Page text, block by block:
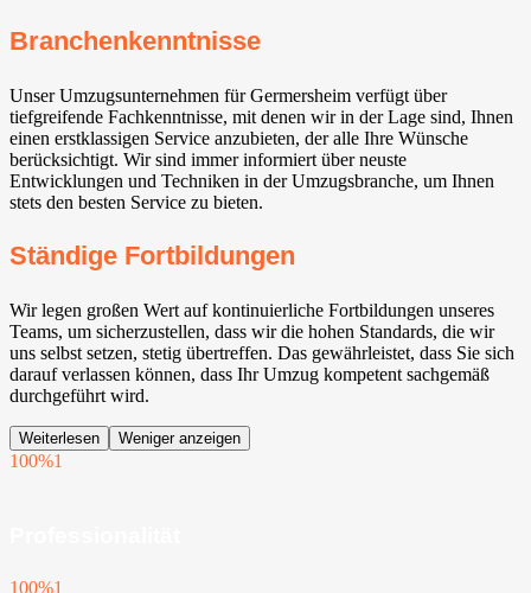
Branchenkenntnisse
Unser Umzugsunternehmen für Germersheim verfügt über
tiefgreifende Fachkenntnisse, mit denen wir in der Lage sind, Ihnen
einen erstklassigen Service anzubieten, der alle Ihre Wünsche
berücksichtigt. Wir sind immer informiert über neuste
Entwicklungen und Techniken in der Umzugsbranche, um Ihnen
stets den besten Service zu bieten.
Ständige Fortbildungen
Wir legen großen Wert auf kontinuierliche Fortbildungen unseres
Teams, um sicherzustellen, dass wir die hohen Standards, die wir
uns selbst setzen, stetig übertreffen. Das gewährleistet, dass Sie sich
darauf verlassen können, dass Ihr Umzug kompetent sachgemäß
durchgeführt wird.
Weiterlesen Weniger anzeigen
100%1
100%1